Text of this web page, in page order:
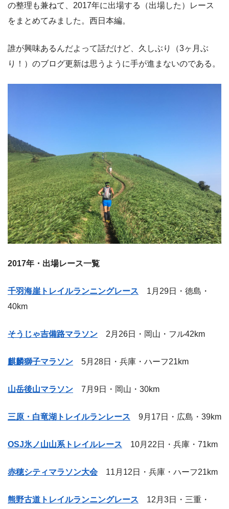
の整理も兼ねて、2017年に出場する（出場した）レース
をまとめてみました。西日本編。
誰が興味あるんだよって話だけど、久しぶり（3ヶ月ぶ
り！）のブログ更新は思うように手が進まないのである。
2017年・出場レース一覧
千羽海崖トレイルランニングレース
1月29日・徳島・
40km
そうじゃ吉備路マラソン 2月26日・岡山・フル42km
麒麟獅子マラソン 5月28日・兵庫・ハーフ21km
山岳後山マラソン 7月9日・岡山・30km
三原・白竜湖トレイルランレース 9月17日・広島・39km
OSJ氷ノ山山系トレイルレース 10月22日・兵庫・71km
赤穂シティマラソン大会 11月12日・兵庫・ハーフ21km
熊野古道トレイルランニングレース 12月3日・三重・